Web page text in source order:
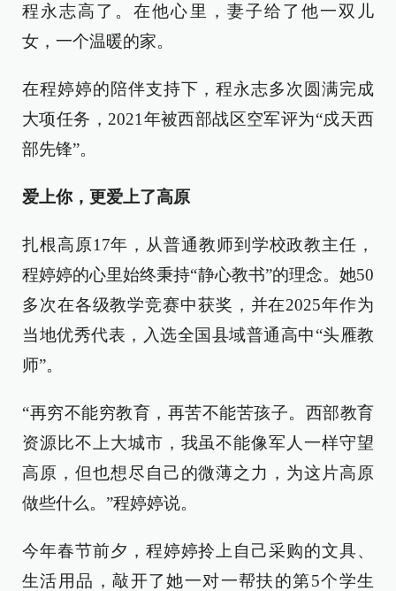
程永志高了。在他心里，妻子给了他一双儿
女，一个温暖的家。
在程婷婷的陪伴支持下，程永志多次圆满完成
大项任务，2021年被西部战区空军评为“戍天西
部先锋”。
爱上你，更爱上了高原
扎根高原17年，从普通教师到学校政教主任，
程婷婷的心里始终秉持“静心教书”的理念。她50
多次在各级教学竞赛中获奖，并在2025年作为
当地优秀代表，入选全国县域普通高中“头雁教
师”。
“再穷不能穷教育，再苦不能苦孩子。西部教育
资源比不上大城市，我虽不能像军人一样守望
高原，但也想尽自己的微薄之力，为这片高原
做些什么。”程婷婷说。
今年春节前夕，程婷婷拎上自己采购的文具、
生活用品，敲开了她一对一帮扶的第5个学生